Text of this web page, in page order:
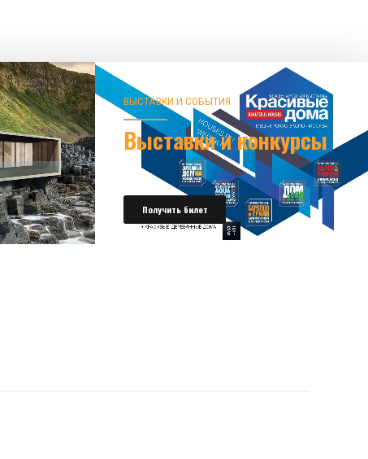
ВЫСТАВКИ И СОБЫТИЯ
Выставки и конкурсы
Получить билет